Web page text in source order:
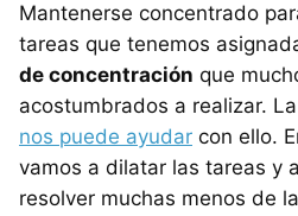
Mantenerse concentrado
tareas que tenemos
de concentración que
acostumbrados a realizar. La
nos puede ayudar con ello.
vamos a dilatar las tareas y
resolver muchas menos de